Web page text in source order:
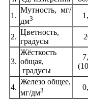
1.
Мутность, мг/
дм3
2.
Цветность,
градусы
3.
Жёсткость
общая,
градусы
4.
Железо общее,
мг/дм3